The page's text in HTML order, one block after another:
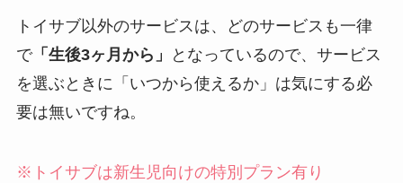
トイサブ以外のサービスは、どのサービスも一律
で「生後3ヶ月から」
となっているので、サービス
を選ぶときに「いつから使えるか」は気にする必
要は無いですね。
※トイサブは新生児向けの特別プラン有り